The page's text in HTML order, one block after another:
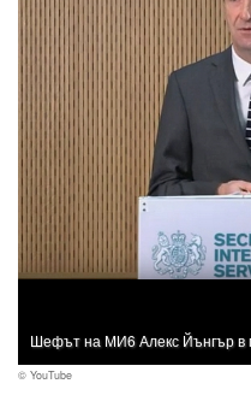
Шефът на МИ6 Алекс Йънгър в
© YouTube